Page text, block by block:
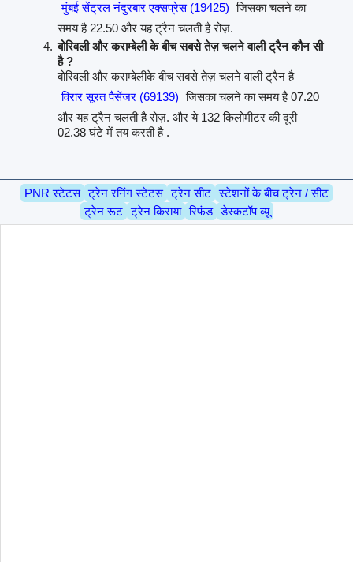
मुंबई सेंट्रल नंदुरबार एक्सप्रेस (19425) जिसका चलने का
समय है 22.50 और यह ट्रैन चलती है रोज़.
बोरिवली और कराम्बेली के बीच सबसे तेज़ चलने वाली ट्रैन कौन सी
है ?
बोरिवली और कराम्बेलीके बीच सबसे तेज़ चलने वाली ट्रैन है
विरार सूरत पैसेंजर (69139) जिसका चलने का समय है 07.20
और यह ट्रैन चलती है रोज़. और ये 132 किलोमीटर की दूरी
02.38 घंटे में तय करती है .
PNR स्टेटस ट्रेन रनिंग स्टेटस ट्रेन सीट स्टेशनों के बीच ट्रेन / सीट
ट्रेन रूट ट्रेन किराया रिफंड डेस्कटॉप व्यू